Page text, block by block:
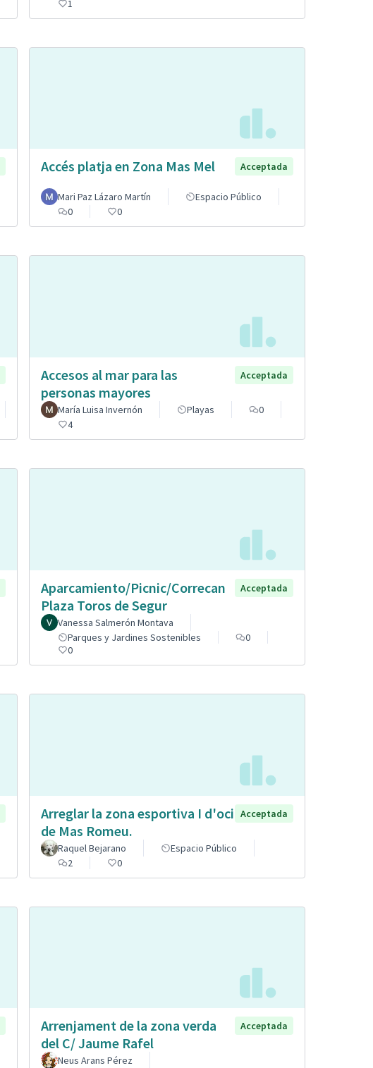
1
Accés platja en Zona Mas Mel Acceptada
Mari Paz Lázaro Martín
Espacio Público
0
0
Accesos al mar para las
personas mayores
Acceptada
María Luisa Invernón Playas
0
4
Aparcamiento/Picnic/Correcan
Plaza Toros de Segur
Acceptada
Vanessa Salmerón Montava
Parques y Jardines Sostenibles
0
0
Arreglar la zona esportiva I d'oci
de Mas Romeu.
Acceptada
Raquel Bejarano
Espacio Público
2
0
Arrenjament de la zona verda
del C/ Jaume Rafel
Acceptada
Neus Arans Pérez